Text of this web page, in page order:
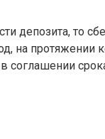
депозита, то
протяжении